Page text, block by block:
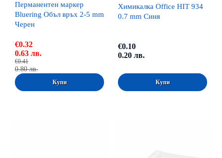
Перманентен маркер
Bluering Объл връх 2-5 mm
Черен
€0.32
0.63 лв.
€0.41
0.80 лв.
Химикалка Office HIT 934
0.7 mm Синя
€0.10
0.20 лв.